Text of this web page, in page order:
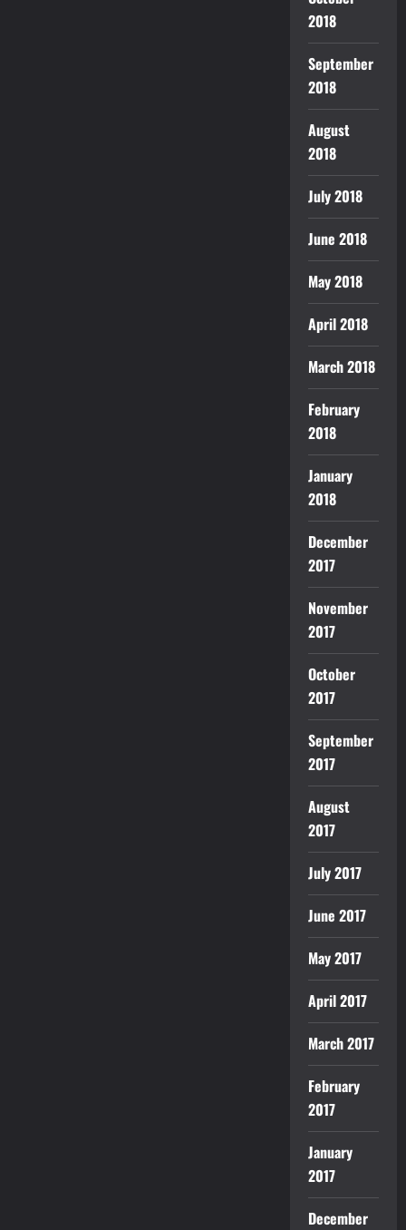
2018
September
2018
August
2018
July 2018
June 2018
May 2018
April 2018
March 2018
February
2018
January
2018
December
2017
November
2017
October
2017
September
2017
August
2017
July 2017
June 2017
May 2017
April 2017
March 2017
February
2017
January
2017
December